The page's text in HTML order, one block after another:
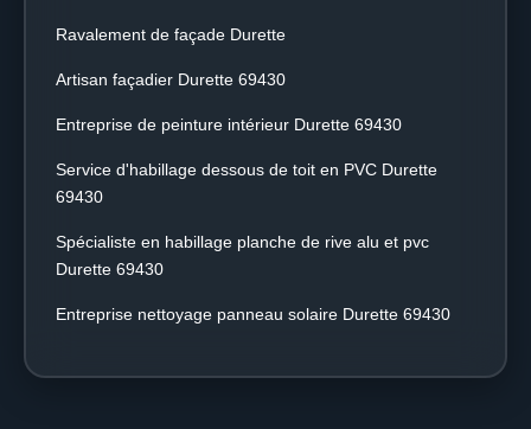
Ravalement de façade Durette
Artisan façadier Durette 69430
Entreprise de peinture intérieur Durette 69430
Service d'habillage dessous de toit en PVC Durette
69430
Spécialiste en habillage planche de rive alu et pvc
Durette 69430
Entreprise nettoyage panneau solaire Durette 69430